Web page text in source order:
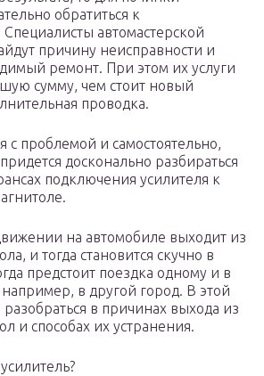
обратиться к
автомастерской
причину неисправности и
ремонт. При этом их услуги
сумму, чем стоит новый
проводка.
с проблемой и самостоятельно,
досконально разбираться
подключения усилителя к
на автомобиле выходит из
и тогда становится скучно в
предстоит поездка одному и в
в другой город. В этой
разобраться в причинах выхода из
и способах их устранения.